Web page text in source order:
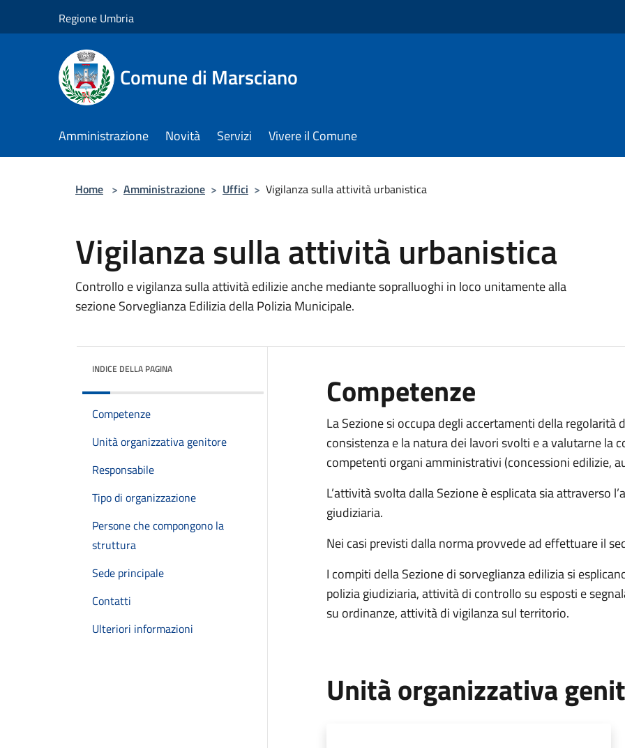
Regione Umbria
Comune di Marsciano
Amministrazione Novità Servizi Vivere il Comune
Home > Amministrazione > Uffici > Vigilanza sulla attività urbanistica
Vigilanza sulla attività urbanistica
Controllo e vigilanza sulla attività edilizie anche mediante sopralluoghi in loco unitamente alla
sezione Sorveglianza Edilizia della Polizia Municipale.
INDICE DELLA PAGINA
Competenze
Unità organizzativa genitore
Responsabile
Tipo di organizzazione
Persone che compongono la
struttura
Sede principale
Contatti
Ulteriori informazioni
Competenze
La Sezione si occupa degli accertamenti della
consistenza e la natura dei lavori svolti e a valutarne
competenti organi amministrativi (concessioni edilizie,
L’attività svolta dalla Sezione è esplicata sia attraverso
giudiziaria.
Nei casi previsti dalla norma provvede ad effettuare il
I compiti della Sezione di sorveglianza edilizia si
polizia giudiziaria, attività di controllo su esposti e
su ordinanze, attività di vigilanza sul territorio.
Unità organizzativa